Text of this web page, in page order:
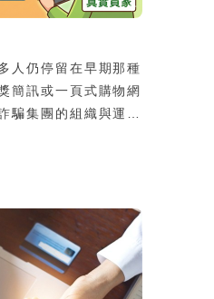
人仍停留在早期那種
簡訊或一頁式購物網
騙集團的組織與運作
提供個資或金錢；隨
手法的成功率已大不